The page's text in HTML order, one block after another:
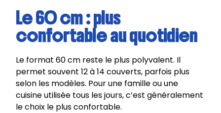
Le 60 cm : plus
confortable au quotidien
Le format 60 cm reste le plus polyvalent. Il
permet souvent 12 à 14 couverts, parfois plus
selon les modèles. Pour une famille ou une
cuisine utilisée tous les jours, c’est généralement
le choix le plus confortable.